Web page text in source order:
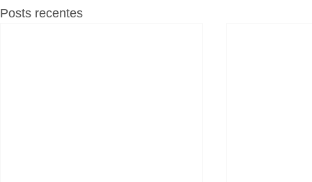
Posts recentes